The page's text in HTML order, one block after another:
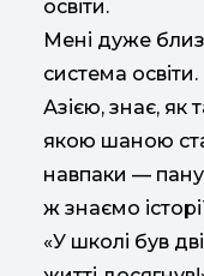
освіти.
Мені дуже
система
Азією, знає, як
якою шаною
навпаки —
ж знаємо
«У школі був